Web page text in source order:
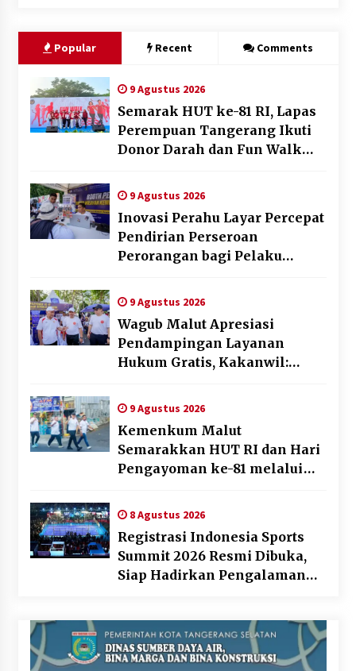
Popular Recent Comments
9 Agustus 2026
Semarak HUT ke-81 RI, Lapas
Perempuan Tangerang Ikuti
Donor Darah dan Fun Walk
Pemasyarakatan
9 Agustus 2026
Inovasi Perahu Layar Percepat
Pendirian Perseroan
Perorangan bagi Pelaku
9 Agustus 2026
Wagub Malut Apresiasi
Pendampingan Layanan
Hukum Gratis, Kakanwil:
Kini Rp0
9 Agustus 2026
Kemenkum Malut
Semarakkan HUT RI dan Hari
Pengayoman ke-81 melalui
8 Agustus 2026
Registrasi Indonesia Sports
Summit 2026 Resmi Dibuka,
Siap Hadirkan Pengalaman